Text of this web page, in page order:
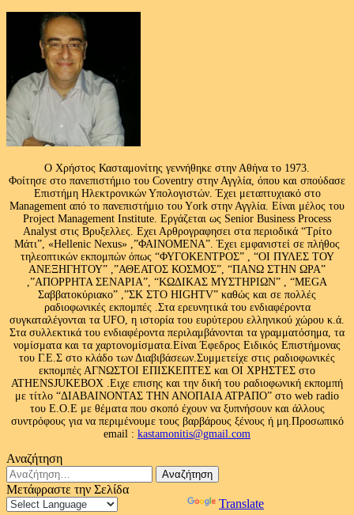
Ο Χρήστος Κασταμονίτης γεννήθηκε στην Αθήνα το 1973.
Φοίτησε στο πανεπιστήμιο του Coventry στην Αγγλία, όπου και σπούδασε
Επιστήμη Ηλεκτρονικών Υπολογιστών. Έχει μεταπτυχιακό στο
Management από το πανεπιστήμιο του Υork στην Αγγλία. Είναι μέλος του
Project Management Institute. Εργάζεται ως Senior Business Process
Analyst στις Βρυξελλες. Εχει Αρθρογραφησει στα περιοδικά “Τρίτο
Μάτι”, «Hellenic Nexus» ,”ΦΑΙΝΟΜΕΝΑ”. Έχει εμφανιστεί σε πλήθος
τηλεοπτικών εκπομπών όπως “ΦΥΓΟΚΕΝΤΡΟΣ” , “ΟΙ ΠΥΛΕΣ ΤΟΥ
ΑΝΕΞΗΓΗΤΟΥ” ,”ΑΘΕΑΤΟΣ ΚΟΣΜΟΣ”, “ΠΑΝΩ ΣΤΗΝ ΩΡΑ”
,”ΑΠΟΡΡΗΤΑ ΣΕΝΑΡΙΑ”, “ΚΩΔΙΚΑΣ ΜΥΣΤΗΡΙΩΝ” , “MEGA
Σαββατοκύριακο” ,”ΣΚ ΣΤΟ HIGHTV” καθώς και σε πολλές
ραδιοφωνικές εκπομπές .Στα ερευνητικά του ενδιαφέροντα
συγκαταλέγονται τα UFO, η ιστορία του ευρύτερου ελληνικού χώρου κ.ά.
Στα συλλεκτικά του ενδιαφέροντα περιλαμβάνονται τα γραμματόσημα, τα
νομίσματα και τα χαρτονομίσματα.Είναι Έφεδρος Ειδικός Επιστήμονας
του Γ.Ε.Σ στο κλάδο των Διαβιβάσεων.Συμμετείχε στις ραδιοφωνικές
εκπομπές ΑΓΝΩΣΤΟΙ ΕΠΙΣΚΕΠΤΕΣ και ΟΙ ΧΡΗΣΤΕΣ στο
ATHENSJUKEBOX .Ειχε επισης και την δική του ραδιοφωνική εκπομπή
με τίτλο “ΔΙΑΒΑΙΝΟΝΤΑΣ ΤΗΝ ΑΝΟΠΑΙΑ ΑΤΡΑΠΟ” στο web radio
του Ε.Ο.Ε με θέματα που σκοπό έχουν να ξυπνήσουν και άλλους
συντρόφους για να περιμένουμε τους βαρβάρους ξένους ή μη.Προσωπικό
email : kastamonitis@gmail.com
Αναζήτηση
Αναζήτηση
για:
Μετάφραστε την Σελίδα
Translate